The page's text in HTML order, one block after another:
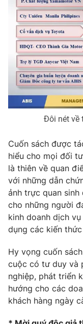
Cơ quan báo chí:Thời
Giấy phép hoạt động
cấp ngày 29/12/2023
Tổng Biên tập:Vũ
Phó Tổng Biên tập:
Nguyễn Trọng Ninh
Tổng đài VTV:024.38
Ðiện thoại Thời báo
® Cấm sao chép dưới
thuận bằng văn bản.
thông tin từ website
Đôi nét về
Cuốn sách được
hiểu cho mọi đối
là thiên về quan
với những dẫn
ảnh trực quan
cho những người
kinh doanh dịch
dụng các kiến
Hy vọng cuốn
cuộc có tư duy và
nghiệp, phát triển
hướng cho các
khách hàng ngày